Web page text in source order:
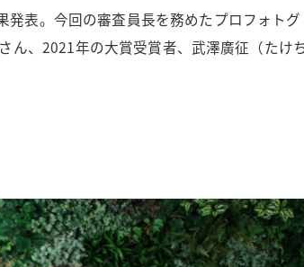
発表。今回の審査員長を務めたプロフォトグ
ん、2021年の大賞受賞者、武澤廣征（たけ